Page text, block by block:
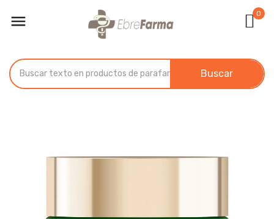
 0
Buscar